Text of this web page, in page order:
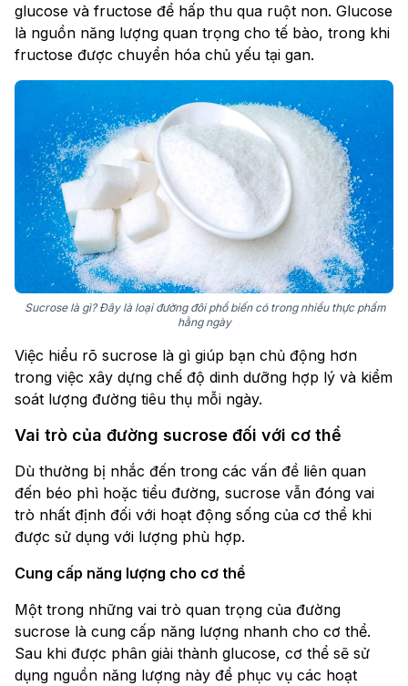
glucose và fructose để hấp thu qua ruột non. Glucose
là nguồn năng lượng quan trọng cho tế bào, trong khi
fructose được chuyển hóa chủ yếu tại gan.
Sucrose là gì? Đây là loại đường đôi phổ biến có trong nhiều thực phẩm
hằng ngày
Việc hiểu rõ sucrose là gì giúp bạn chủ động hơn
trong việc xây dựng chế độ dinh dưỡng hợp lý và kiểm
soát lượng đường tiêu thụ mỗi ngày.
Vai trò của đường sucrose đối với cơ thể
Dù thường bị nhắc đến trong các vấn đề liên quan
đến béo phì hoặc tiểu đường, sucrose vẫn đóng vai
trò nhất định đối với hoạt động sống của cơ thể khi
được sử dụng với lượng phù hợp.
Cung cấp năng lượng cho cơ thể
Một trong những vai trò quan trọng của đường
sucrose là cung cấp năng lượng nhanh cho cơ thể.
Sau khi được phân giải thành glucose, cơ thể sẽ sử
dụng nguồn năng lượng này để phục vụ các hoạt